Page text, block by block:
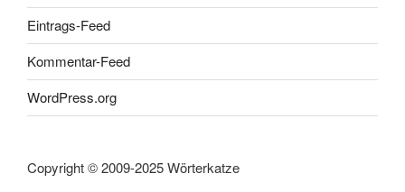
Eintrags-Feed
Kommentar-Feed
WordPress.org
Copyright © 2009-2025 Wörterkatze